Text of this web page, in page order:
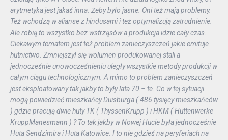
arytmetyka jest jakaś inna. Żeby było jasne. Oni też mają problemy.
Też wchodzą w alianse z hindusami i też optymalizują zatrudnienie.
Ale robią to wszystko bez wstrząsów a produkcja idzie cały czas.
Ciekawym tematem jest też problem zanieczyszczeń jakie emituje
hutnictwo. Zmniejszył się wolumen produkowanej stali a
jednocześnie unowocześnieniu uległy wszystkie metody produkcji w
całym ciągu technologicznym. A mimo to problem zanieczyszczeń
jest eksploatowany tak jakby to były lata 70 – te. Co w tej sytuacji
mogą powiedzieć mieszkańcy Duisburga ( 486 tysięcy mieszkańców
) gdzie pracują dwie huty TK ( ThyssenKrupp ) i HKM ( Huttenwerke
KruppManesmann ) ? To tak jakby w Nowej Hucie była jednocześnie
Huta Sendzimira i Huta Katowice. I to nie gdzieś na peryferiach na